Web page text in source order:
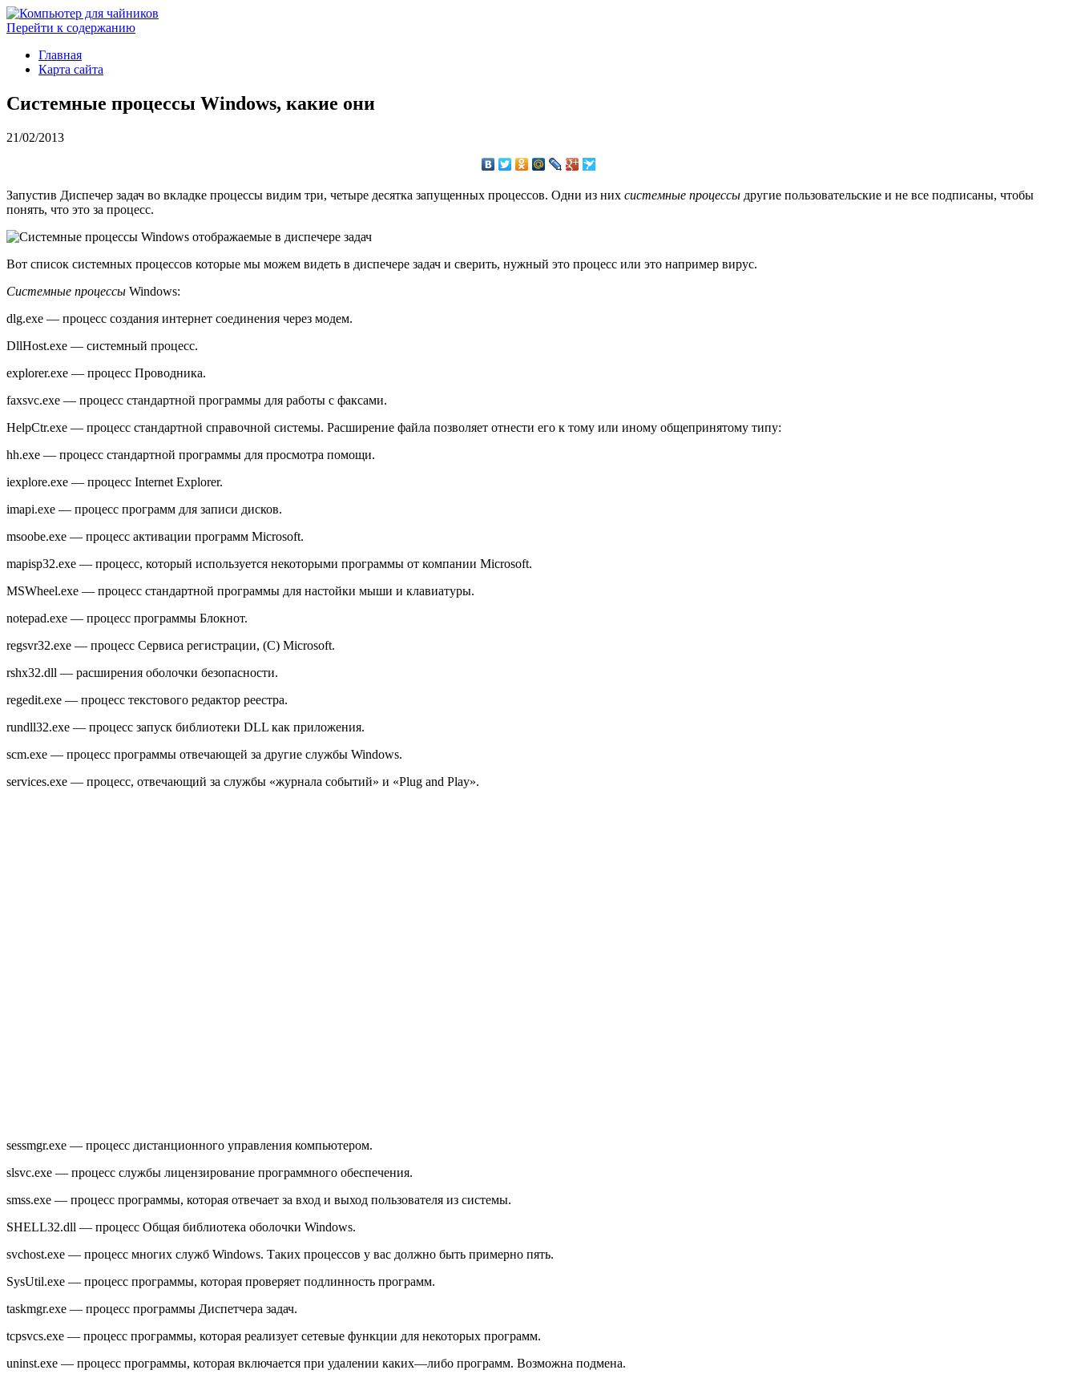
Перейти к содержанию
Главная
Карта сайта
Системные процессы Windows, какие они
21/02/2013
Запустив Диспечер задач во вкладке процессы видим три, четыре десятка запущенных процессов. Одни из них системные процессы другие пользовательские и не все подписаны, чтобы
понять, что это за процесс.
Вот список системных процессов которые мы можем видеть в диспечере задач и сверить, нужный это процесс или это например вирус.
Системные процессы Windows:
dlg.exe — процесс создания интернет соединения через модем.
DllHost.exe — системный процесс.
explorer.exe — процесс Проводника.
faxsvc.exe — процесс стандартной программы для работы с факсами.
HelpCtr.exe — процесс стандартной справочной системы. Расширение файла позволяет отнести его к тому или иному общепринятому типу:
hh.exe — процесс стандартной программы для просмотра помощи.
iexplore.exe — процесс Internet Explorer.
imapi.exe — процесс программ для записи дисков.
msoobe.exe — процесс активации программ Microsoft.
mapisp32.exe — процесс, который используется некоторыми программы от компании Microsoft.
MSWheel.exe — процесс стандартной программы для настойки мыши и клавиатуры.
notepad.exe — процесс программы Блокнот.
regsvr32.exe — процесс Сервиса регистрации, (С) Microsoft.
rshx32.dll — расширения оболочки безопасности.
regedit.exe — процесс текстового редактор реестра.
rundll32.exe — процесс запуск библиотеки DLL как приложения.
scm.exe — процесс программы отвечающей за другие службы Windows.
services.exe — процесс, отвечающий за службы «журнала событий» и «Plug and Play».
sessmgr.exe — процесс дистанционного управления компьютером.
slsvc.exe — процесс службы лицензирование программного обеспечения.
smss.exe — процесс программы, которая отвечает за вход и выход пользователя из системы.
SHELL32.dll — процесс Общая библиотека оболочки Windows.
svchost.exe — процесс многих служб Windows. Таких процессов у вас должно быть примерно пять.
SysUtil.exe — процесс программы, которая проверяет подлинность программ.
taskmgr.exe — процесс программы Диспетчера задач.
tcpsvcs.exe — процесс программы, которая реализует сетевые функции для некоторых программ.
uninst.exe — процесс программы, которая включается при удалении каких—либо программ. Возможна подмена.